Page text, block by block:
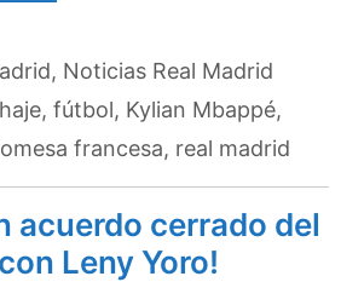
, Noticias Real Madrid
, fútbol, Kylian Mbappé,
francesa, real madrid
acuerdo cerrado del
Leny Yoro!